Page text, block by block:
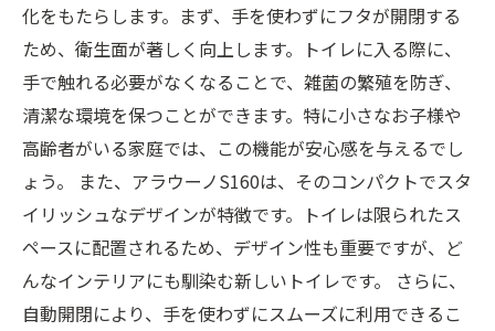
化をもたらします。まず、手を使わずにフタが開閉する
ため、衛生面が著しく向上します。トイレに入る際に、
手で触れる必要がなくなることで、雑菌の繁殖を防ぎ、
清潔な環境を保つことができます。特に小さなお子様や
高齢者がいる家庭では、この機能が安心感を与えるでし
ょう。 また、アラウーノS160は、そのコンパクトでスタ
イリッシュなデザインが特徴です。トイレは限られたス
ペースに配置されるため、デザイン性も重要ですが、ど
んなインテリアにも馴染む新しいトイレです。 さらに、
自動開閉により、手を使わずにスムーズに利用できるこ